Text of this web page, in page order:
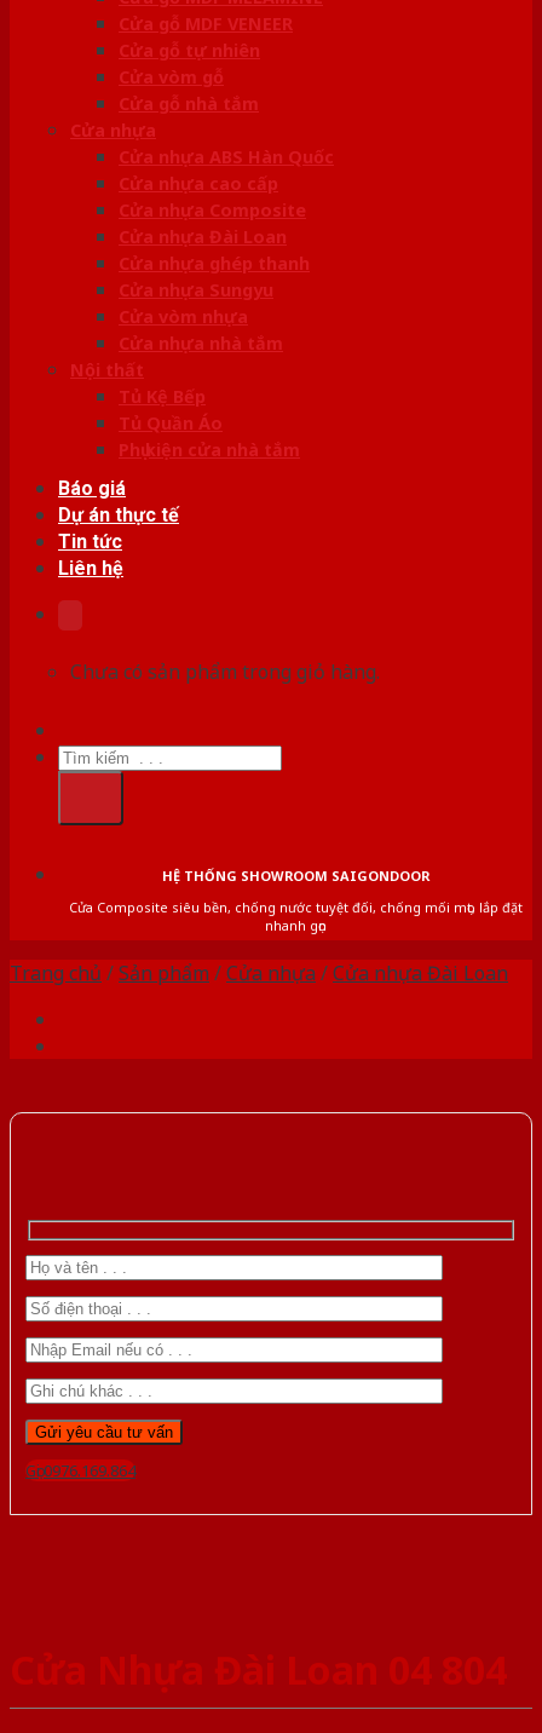
Cửa gỗ MDF VENEER
Cửa gỗ tự nhiên
Cửa vòm gỗ
Cửa gỗ nhà tắm
Cửa nhựa
Cửa nhựa ABS Hàn Quốc
Cửa nhựa cao cấp
Cửa nhựa Composite
Cửa nhựa Đài Loan
Cửa nhựa ghép thanh
Cửa nhựa Sungyu
Cửa vòm nhựa
Cửa nhựa nhà tắm
Nội thất
Tủ Kệ Bếp
Tủ Quần Áo
Phụ kiện cửa nhà tắm
Báo giá
Dự án thực tế
Tin tức
Liên hệ
Chưa có sản phẩm trong giỏ hàng.
Tìm
kiếm:
HỆ THỐNG SHOWROOM SAIGONDOOR
Cửa Composite siêu bền, chống nước tuyệt đối, chống mối mọt, lắp đặt
nhanh gọn
Trang chủ /Sản phẩm /Cửa nhựa /Cửa nhựa Đài Loan
Gọi 0976.169.864
Cửa Nhựa Đài Loan 04 804